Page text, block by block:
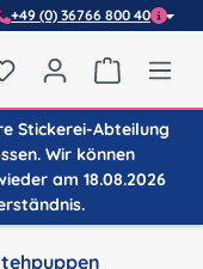
+49 (0) 36766 800 40
Du hast 0 Produkte
Stickerei-Abteilung
Wir können
am 18.08.2026